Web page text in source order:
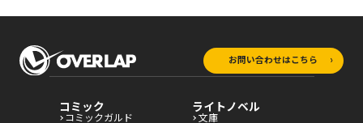
お問い合わせはこちら
コミック
コミックガルド
ライトノベル
文庫